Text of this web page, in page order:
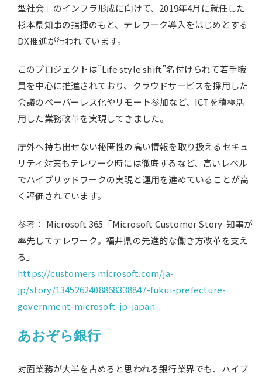
型社会」のインフラ形成に向けて、2019年4月に就任した
杉本県知事の指揮のもと、テレワーク導入をはじめとする
DX推進が行われています。
このプロジェクトは”Life style shift”名付けられて若手職
員を中心に推進されており、クラウドサービスを採用した
会議のペーパーレス化やリモート参加など、ICTを積極活
用した業務改革を実現してきました。
庁外へ持ち出せない秘匿性の高い情報を取り扱えるセキュ
リティ対策もテレワーク時には徹底するなど、高いレベル
でハイブリッドワークの実現と運用を進めていることが高
く評価されています。
参考： Microsoft 365「Microsoft Customer Story-知事が
率先してテレワーク。福井県の先進的な働き方改革を支え
る」
https://customers.microsoft.com/ja-
jp/story/1345262408868338847-fukui-prefecture-
government-microsoft-jp-japan
あおぞら銀行
対面業務が大半を占めると思われる銀行業界でも、ハイブ